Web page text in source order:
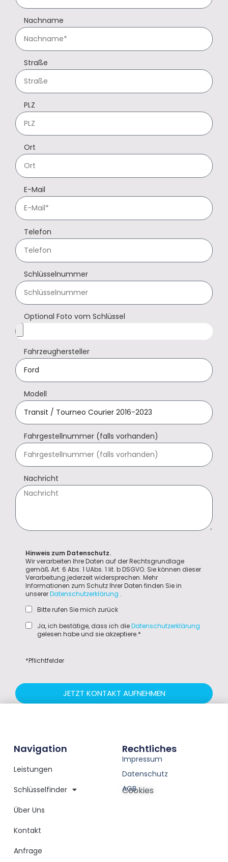
Nachname
Straße
PLZ
Ort
E-Mail
Telefon
Schlüsselnummer
Optional Foto vom Schlüssel
Fahrzeughersteller
Modell
Fahrgestellnummer (falls vorhanden)
Nachricht
Hinweis zum Datenschutz.
Wir verarbeiten Ihre Daten auf der Rechtsgrundlage
gemäß Art. 6 Abs. 1 UAbs. 1 lit. b DSGVO. Sie können dieser
Verarbeitung jederzeit widersprechen. Mehr
Informationen zum Schutz Ihrer Daten finden Sie in
unsererDatenschutzerklärung .
Bitte rufen Sie mich zurück
Ja, ich bestätige, dass ich dieDatenschutzerklärung
gelesen habe und sie akzeptiere.*
*Pflichtfelder
JETZT KONTAKT AUFNEHMEN
Navigation
Leistungen
Schlüsselfinder
Über Uns
Kontakt
Anfrage
Rechtliches
Impressum
Datenschutz
AGB
Cookies